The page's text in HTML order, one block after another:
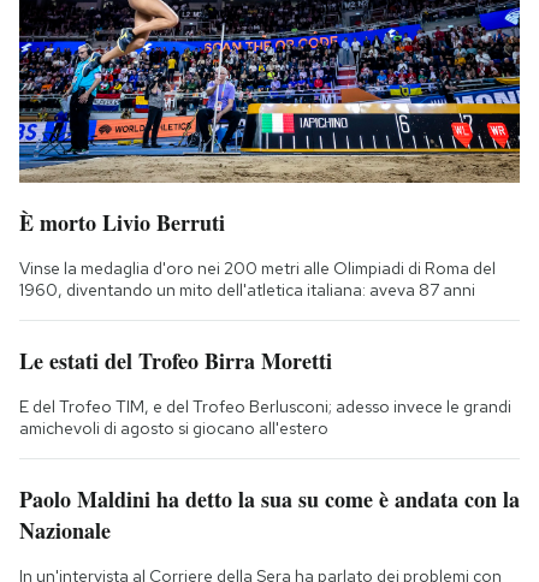
È morto Livio Berruti
Vinse la medaglia d'oro nei 200 metri alle Olimpiadi di Roma del
1960, diventando un mito dell'atletica italiana: aveva 87 anni
Le estati del Trofeo Birra Moretti
E del Trofeo TIM, e del Trofeo Berlusconi; adesso invece le grandi
amichevoli di agosto si giocano all'estero
Paolo Maldini ha detto la sua su come è andata con la
Nazionale
In un'intervista al Corriere della Sera ha parlato dei problemi con